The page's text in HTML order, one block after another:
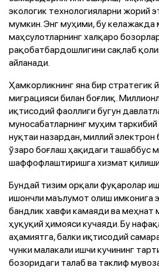
экологик технологияларни жорий
мумкин. Энг муҳими, бу келажакда
маҳсулотларнинг халқаро
рақобатбардошлигини сақлаб
айланади.
Ҳамкорликнинг яна бир стратегик
миграцияси билан боғлиқ.
иқтисодий фаоллиги бугун
муносабатларнинг муҳим
нуқтаи назардан, миллий
ўзаро боғлаш ҳақидаги ташаббус
шаффофлаштиришга хизмат
Бундай тизим орқали фуқаролар
ишончли маълумот олиш имконига
бандлик хавфи камаяди ва меҳнат
ҳуқуқий ҳимояси кучаяди. Бу
аҳамиятга, балки иқтисодий
чунки малакали ишчи кучининг
бозоридаги талаб ва таклиф